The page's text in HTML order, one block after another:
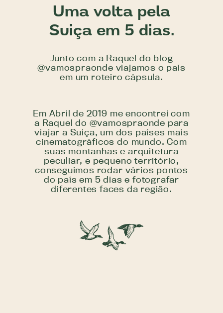
Uma volta pela
Suiça em 5 dias.
Junto com a Raquel do blog
@vamospraonde viajamos o país
em um roteiro cápsula.
Em Abril de 2019 me encontrei com
a Raquel do @vamospraonde para
viajar a Suiça, um dos países mais
cinematográficos do mundo. Com
suas montanhas e arquitetura
peculiar, e pequeno território,
conseguimos rodar vários pontos
do país em 5 dias e fotografar
diferentes faces da região.